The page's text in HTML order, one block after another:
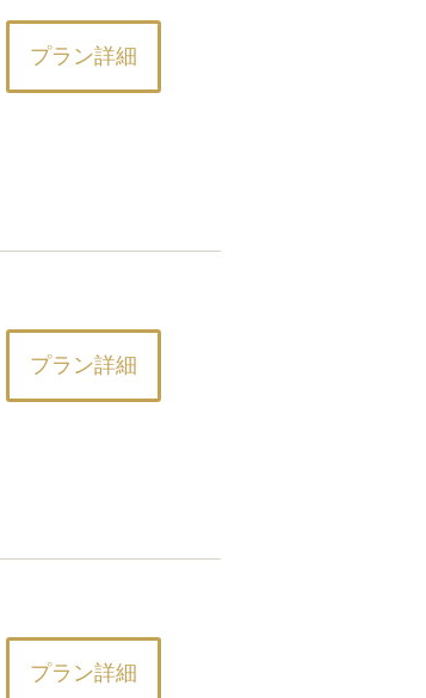
プラン詳細
プラン詳細
プラン詳細